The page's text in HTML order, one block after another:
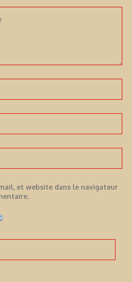
et website dans le navigateur